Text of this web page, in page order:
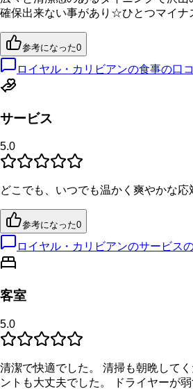
確保出来ない事があり☆ひとつマイナ
参考になった0
ロイヤル・カリビアンの食事の口
サービス
5.0
どこでも、いつでも温かく爽やかな
参考になった0
ロイヤル・カリビアンのサービス
客室
5.0
清潔で快適でした。 清掃も朝晩して
ントも大丈夫でした。 ドライヤーが